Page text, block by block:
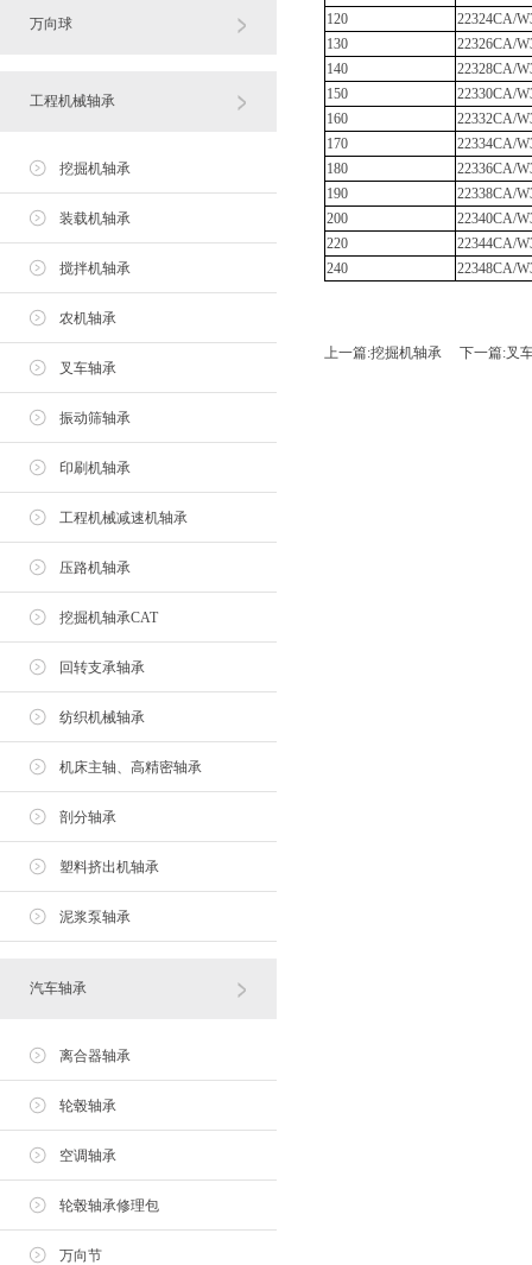
万向球
工程机械轴承
挖掘机轴承
装载机轴承
搅拌机轴承
农机轴承
叉车轴承
振动筛轴承
印刷机轴承
工程机械减速机轴承
压路机轴承
挖掘机轴承CAT
回转支承轴承
纺织机械轴承
机床主轴、高精密轴承
剖分轴承
塑料挤出机轴承
泥浆泵轴承
汽车轴承
离合器轴承
轮毂轴承
空调轴承
轮毂轴承修理包
万向节
120
22324CA/
130
22326CA/
140
22328CA/
150
22330CA/
160
22332CA/
170
22334CA/
180
22336CA/
190
22338CA/
200
22340CA/
220
22344CA/
240
22348CA/
上一篇:挖掘机轴承下一篇:叉